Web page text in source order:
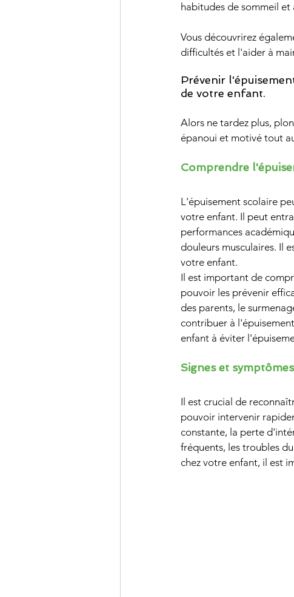
habitudes de sommeil et
Vous découvrirez
difficultés et l'aider à
Prévenir
de votre enfant.
Alors ne tardez plus,
épanoui et motivé tout
Comprendre
L'épuisement scolaire
votre enfant. Il peut
performances
douleurs musculaires. Il
votre enfant.
Il est important de
pouvoir les prévenir
des parents, le
contribuer à
enfant à éviter
Signes et
Il est crucial de
pouvoir intervenir
constante, la perte
fréquents, les troubles
chez votre enfant, il est